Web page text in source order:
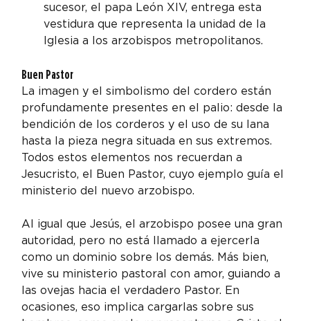
sucesor, el papa León XIV, entrega esta
vestidura que representa la unidad de la
Iglesia a los arzobispos metropolitanos.
Buen Pastor
La imagen y el simbolismo del cordero están
profundamente presentes en el palio: desde la
bendición de los corderos y el uso de su lana
hasta la pieza negra situada en sus extremos.
Todos estos elementos nos recuerdan a
Jesucristo, el Buen Pastor, cuyo ejemplo guía el
ministerio del nuevo arzobispo.
Al igual que Jesús, el arzobispo posee una gran
autoridad, pero no está llamado a ejercerla
como un dominio sobre los demás. Más bien,
vive su ministerio pastoral con amor, guiando a
las ovejas hacia el verdadero Pastor. En
ocasiones, eso implica cargarlas sobre sus